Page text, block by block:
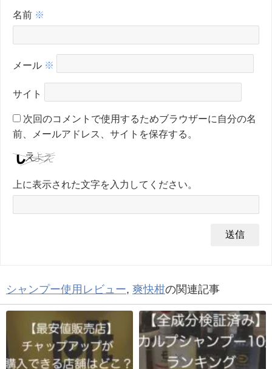
名前 ※
メール ※
サイト
次回のコメントで使用するためブラウザーに自分の名
前、メールアドレス、サイトを保存する。
上に表示された文字を入力してください。
シャンプー使用レビュー, 爽快柑の関連記事